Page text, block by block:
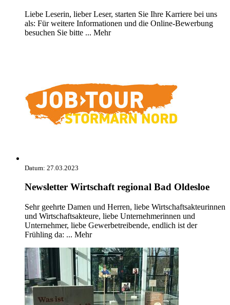
Liebe Leserin, lieber Leser, starten Sie Ihre Karriere bei uns
als: Für weitere Informationen und die Online-Bewerbung
besuchen Sie bitte ... Mehr
Datum: 27.03.2023
Newsletter Wirtschaft regional Bad Oldesloe
Sehr geehrte Damen und Herren, liebe Wirtschaftsakteurinnen
und Wirtschaftsakteure, liebe Unternehmerinnen und
Unternehmer, liebe Gewerbetreibende, endlich ist der
Frühling da: ... Mehr